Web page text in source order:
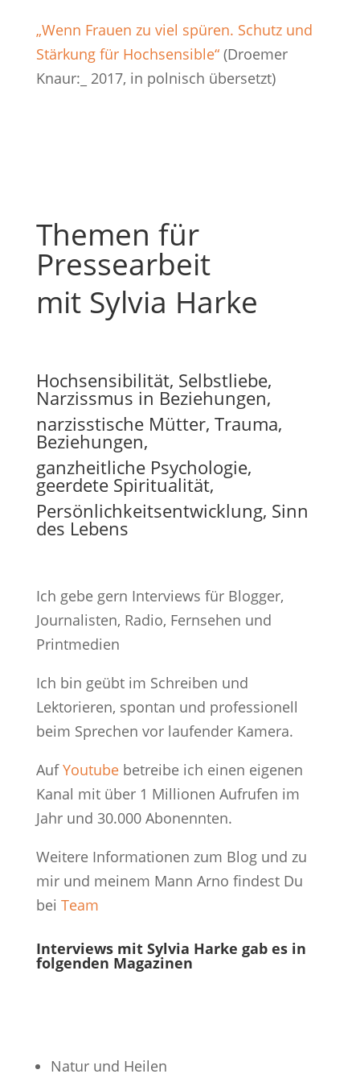
„Wenn Frauen zu viel spüren. Schutz und
Stärkung für Hochsensible“(Droemer
Knaur:_ 2017, in polnisch übersetzt)
Themen für
Pressearbeit
mit Sylvia Harke
Hochsensibilität, Selbstliebe,
Narzissmus in Beziehungen,
narzisstische Mütter, Trauma,
Beziehungen,
ganzheitliche Psychologie,
geerdete Spiritualität,
Persönlichkeitsentwicklung, Sinn
des Lebens
Ich gebe gern Interviews für Blogger,
Journalisten, Radio, Fernsehen und
Printmedien
Ich bin geübt im Schreiben und
Lektorieren, spontan und professionell
beim Sprechen vor laufender Kamera.
AufYoutubebetreibe ich einen eigenen
Kanal mit über 1 Millionen Aufrufen im
Jahr und 30.000 Abonennten.
Weitere Informationen zum Blog und zu
mir und meinem Mann Arno findest Du
bei Team
Interviews mit Sylvia Harke gab es in
folgenden Magazinen
Natur und Heilen